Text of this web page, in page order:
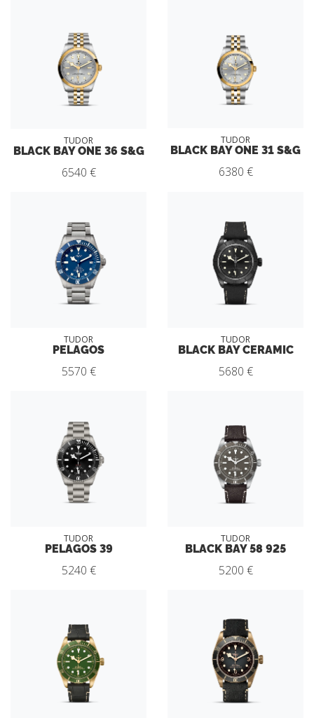
TUDOR
BLACK BAY ONE 36 S&G
6540 €
TUDOR
BLACK BAY ONE 31 S&G
6380 €
TUDOR
PELAGOS
5570 €
TUDOR
BLACK BAY CERAMIC
5680 €
TUDOR
PELAGOS 39
5240 €
TUDOR
BLACK BAY 58 925
5200 €